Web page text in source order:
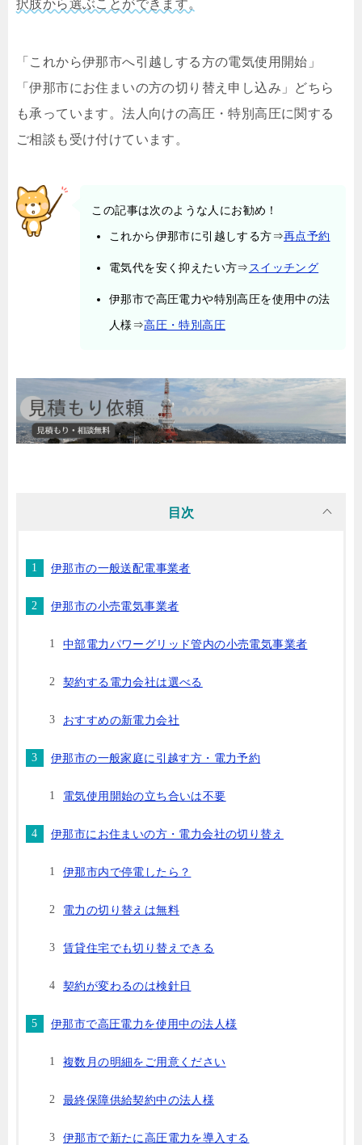
択肢から選ぶことができます。
「これから伊那市へ引越しする方の電気使用開始」
「伊那市にお住まいの方の切り替え申し込み」どちら
も承っています。法人向けの高圧・特別高圧に関する
ご相談も受け付けています。
この記事は次のような人にお勧め！
これから伊那市に引越しする方⇒再点予約
電気代を安く抑えたい方⇒ スイッチング
伊那市で高圧電力や特別高圧を使用中の法
人様⇒高圧・特別高圧
目次
伊那市の一般送配電事業者
伊那市の小売電気事業者
中部電力パワーグリッド管内の小売電気事業者
契約する電力会社は選べる
おすすめの新電力会社
伊那市の一般家庭に引越す方・電力予約
電気使用開始の立ち合いは不要
伊那市にお住まいの方・電力会社の切り替え
伊那市内で停電したら？
電力の切り替えは無料
賃貸住宅でも切り替えできる
契約が変わるのは検針日
伊那市で高圧電力を使用中の法人様
複数月の明細をご用意ください
最終保障供給契約中の法人様
伊那市で新たに高圧電力を導入する